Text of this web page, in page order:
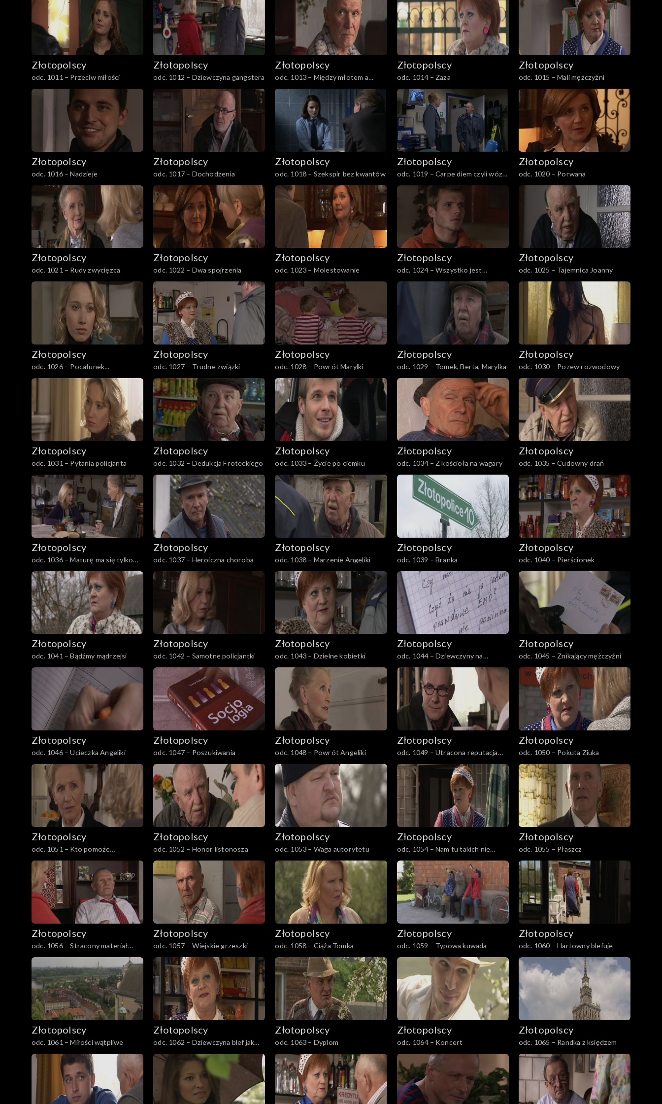
901–1000
1001–1100
1101–1121
Odcinek specjalny
Złotopolscy
odc. 1011 – Przeciw miłości
Złotopolscy
odc. 1012 – Dziewczyna gangstera
Złotopolscy
odc. 1013 – Między młotem a
kowadłem
Złotopolscy
odc. 1014 – Zaza
Złotopolscy
odc. 1015 – Mali mężczyźni
Złotopolscy
odc. 1016 – Nadzieje
Złotopolscy
odc. 1017 – Dochodzenia
Złotopolscy
odc. 1018 – Szekspir bez kwantów
Złotopolscy
odc. 1019 – Carpe diem czyli wóz
albo przewóz
Złotopolscy
odc. 1020 – Porwana
Złotopolscy
odc. 1021 – Rudy zwycięzca
Złotopolscy
odc. 1022 – Dwa spojrzenia
Złotopolscy
odc. 1023 – Molestowanie
Złotopolscy
odc. 1024 – Wszystko jest
możliwe
Złotopolscy
odc. 1025 – Tajemnica Joanny
Złotopolscy
odc. 1026 – Pocałunek
detektywów
Złotopolscy
odc. 1027 – Trudne związki
Złotopolscy
odc. 1028 – Powrót Marylki
Złotopolscy
odc. 1029 – Tomek, Berta, Marylka
Złotopolscy
odc. 1030 – Pozew rozwodowy
Złotopolscy
odc. 1031 – Pytania policjanta
Złotopolscy
odc. 1032 – Dedukcja Froteckiego
Złotopolscy
odc. 1033 – Życie po ciemku
Złotopolscy
odc. 1034 – Z kościoła na wagary
Złotopolscy
odc. 1035 – Cudowny drań
Złotopolscy
odc. 1036 – Maturę ma się tylko
jedną
Złotopolscy
odc. 1037 – Heroiczna choroba
Złotopolscy
odc. 1038 – Marzenie Angeliki
Złotopolscy
odc. 1039 – Branka
Złotopolscy
odc. 1040 – Pierścionek
Złotopolscy
odc. 1041 – Bądźmy mądrzejsi
Złotopolscy
odc. 1042 – Samotne policjantki
Złotopolscy
odc. 1043 – Dzielne kobietki
Złotopolscy
odc. 1044 – Dziewczyny na
manowcach
Złotopolscy
odc. 1045 – Znikający mężczyźni
Złotopolscy
odc. 1046 – Ucieczka Angeliki
Złotopolscy
odc. 1047 – Poszukiwania
Złotopolscy
odc. 1048 – Powrót Angeliki
Złotopolscy
odc. 1049 – Utracona reputacja
Angeliki K.
Złotopolscy
odc. 1050 – Pokuta Ziuka
Złotopolscy
odc. 1051 – Kto pomoże
dziewczynie
Złotopolscy
odc. 1052 – Honor listonosza
Złotopolscy
odc. 1053 – Waga autorytetu
Złotopolscy
odc. 1054 – Nam tu takich nie
potrzeba
Złotopolscy
odc. 1055 – Płaszcz
Złotopolscy
odc. 1056 – Stracony materiał
genetyczny
Złotopolscy
odc. 1057 – Wiejskie grzeszki
Złotopolscy
odc. 1058 – Ciąża Tomka
Złotopolscy
odc. 1059 – Typowa kuwada
Złotopolscy
odc. 1060 – Hartowny blefuje
Złotopolscy
odc. 1061 – Miłości wątpliwe
Złotopolscy
odc. 1062 – Dziewczyna blef jak
marzenie
Złotopolscy
odc. 1063 – Dyplom
Złotopolscy
odc. 1064 – Koncert
Złotopolscy
odc. 1065 – Randka z księdzem